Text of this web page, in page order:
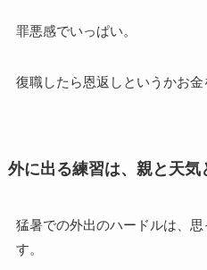
罪悪感でいっぱい。
復職したら恩返しというかお金
外に出る練習は、親と天気
猛暑での外出のハードルは、
す。